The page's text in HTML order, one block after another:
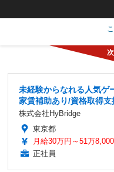
未経験からなれる人気ゲ
家賃補助あり/資格取得支
株式会社HyBridge
東京都
月給30万円～51万
正社員